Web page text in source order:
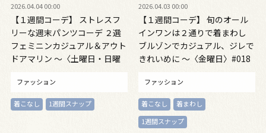
2026.04.04 00:00
【１週間コーデ】 ストレスフ
リーな週末パンツコーデ ２選
フェミニンカジュアル＆アウト
ドアマリン ～〈土曜日・日曜
ファッション
着こなし 1週間スナップ
2026.04.03 00:00
【１週間コーデ】 旬のオール
インワンは２通りで着まわし
ブルゾンでカジュアル、ジレで
きれいめに ～〈金曜日〉#018
ファッション
着こなし
着まわし
1週間スナップ